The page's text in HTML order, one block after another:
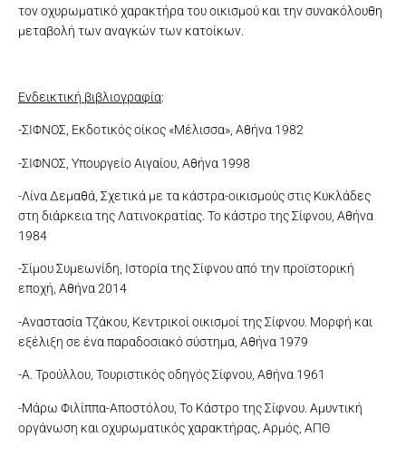
τον οχυρωματικό χαρακτήρα του οικισμού και την συνακόλουθη
μεταβολή των αναγκών των κατοίκων.
Ενδεικτική βιβλιογραφία:
-ΣΙΦΝΟΣ, Εκδοτικός οίκος «Μέλισσα», Αθήνα 1982
-ΣΙΦΝΟΣ, Υπουργείο Αιγαίου, Αθήνα 1998
-Λίνα Δεμαθά, Σχετικά με τα κάστρα-οικισμούς στις Κυκλάδες
στη διάρκεια της Λατινοκρατίας. Το κάστρο της Σίφνου, Αθήνα
1984
-Σίμου Συμεωνίδη, Ιστορία της Σίφνου από την προϊστορική
εποχή, Αθήνα 2014
-Αναστασία Τζάκου, Κεντρικοί οικισμοί της Σίφνου. Μορφή και
εξέλιξη σε ένα παραδοσιακό σύστημα, Αθήνα 1979
-Α. Τρούλλου, Τουριστικός οδηγός Σίφνου, Αθήνα 1961
-Μάρω Φιλίππα-Αποστόλου, Το Κάστρο της Σίφνου. Αμυντική
οργάνωση και οχυρωματικός χαρακτήρας, Αρμός, ΑΠΘ